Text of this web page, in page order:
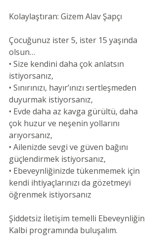
Kolaylaştıran: Gizem Alav Şapçı
Çocuğunuz ister 5, ister 15 yaşında
olsun…
• Size kendini daha çok anlatsın
istiyorsanız,
• Sınırınızı, hayır’ınızı sertleşmeden
duyurmak istiyorsanız,
• Evde daha az kavga gürültü, daha
çok huzur ve neşenin yollarını
arıyorsanız,
• Ailenizde sevgi ve güven bağını
güçlendirmek istiyorsanız,
• Ebeveynliğinizde tükenmemek için
kendi ihtiyaçlarınızı da gözetmeyi
öğrenmek istiyorsanız
Şiddetsiz İletişim temelli Ebeveynliğin
Kalbi programında buluşalım.